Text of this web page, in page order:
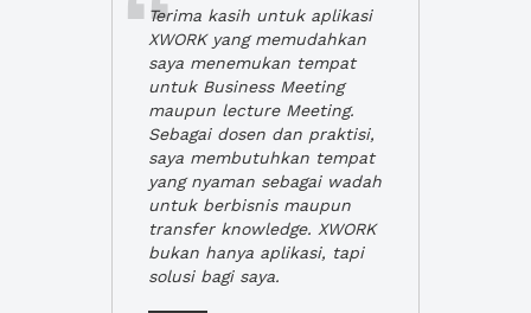
Terima kasih untuk aplikasi
XWORK yang memudahkan
saya menemukan tempat
untuk Business Meeting
maupun lecture Meeting.
Sebagai dosen dan praktisi,
saya membutuhkan tempat
yang nyaman sebagai wadah
untuk berbisnis maupun
transfer knowledge. XWORK
bukan hanya aplikasi, tapi
solusi bagi saya.